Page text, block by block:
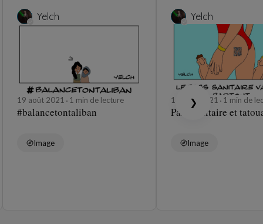
Yelch
19 août 2021 1 min de lecture
#balancetontaliban
Image
Yelch
16 août 2021 1 min de
Pass sanitaire et
Image
❯